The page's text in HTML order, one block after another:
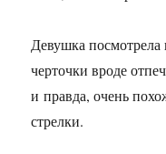
Девушка посмотрела
черточки вроде
и правда, очень
стрелки.